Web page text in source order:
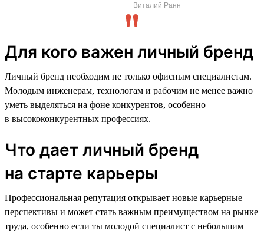
Виталий Ранн
Для кого важен личный бренд
Личный бренд необходим не только офисным специалистам.
Молодым инженерам, технологам и рабочим не менее важно
уметь выделяться на фоне конкурентов, особенно
в высококонкурентных профессиях.
Что дает личный бренд
на старте карьеры
Профессиональная репутация открывает новые карьерные
перспективы и может стать важным преимуществом на рынке
труда, особенно если ты молодой специалист с небольшим